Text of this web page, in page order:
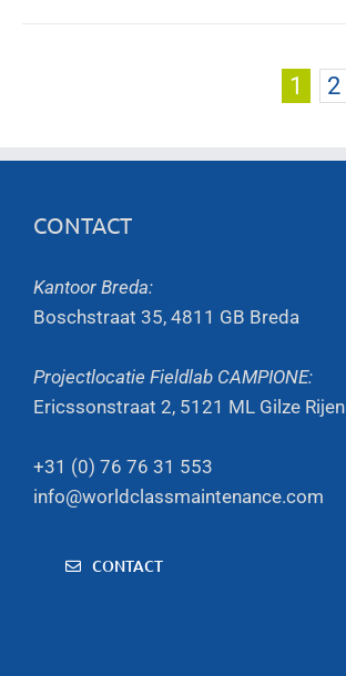
1 2
CONTACT
Kantoor Breda:
Boschstraat 35, 4811 GB Breda
Projectlocatie Fieldlab CAMPIONE:
Ericssonstraat 2, 5121 ML Gilze Rijen
+31 (0) 76 76 31 553
info@worldclassmaintenance.com
CONTACT